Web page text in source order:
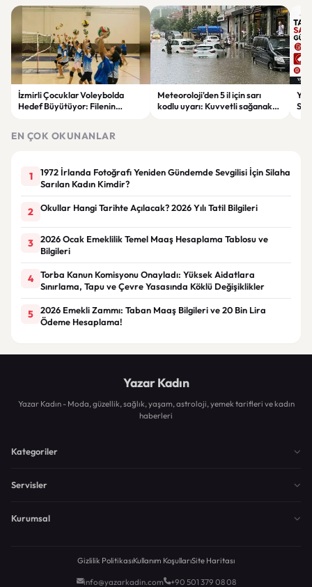
İzmirli Çocuklar Voleybolda
Hedef Büyütüyor: Filenin
Meteoroloji'den 5 il için sarı
kodlu uyarı: Kuvvetli sağanak
EN ÇOK OKUNANLAR
1
1972 İrlanda Fotoğrafı Yeniden Gündemde Sevgilisi İçin Silaha
Sarılan Kadın Kimdir?
2 Okullar Hangi Tarihte Açılacak? 2026 Yılı Tatil Bilgileri
3
2026 Ocak Emeklilik Temel Maaş Hesaplama Tablosu ve
Bilgileri
4
Torba Kanun Komisyonu Onayladı: Yüksek Aidatlara
Sınırlama, Tapu ve Çevre Yasasında Köklü Değişiklikler
5
2026 Emekli Zammı: Taban Maaş Bilgileri ve 20 Bin Lira
Ödeme Hesaplama!
Yazar Kadın
Yazar Kadın - Moda, güzellik, sağlık, yaşam, astroloji, yemek tarifleri ve kadın
haberleri
Kategoriler
Servisler
Kurumsal
Gizlilik PolitikasıKullanım KoşullarıSite Haritası
info@yazarkadin.com +90 501 379 08 08